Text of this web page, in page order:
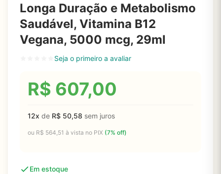
Longa Duração e Metabolismo
Saudável, Vitamina B12
Vegana, 5000 mcg, 29ml
Seja o primeiro a avaliar
R$ 607,00
12x de R$ 50,58 sem juros
ou R$ 564,51 à vista no PIX (7% off)
Em estoque